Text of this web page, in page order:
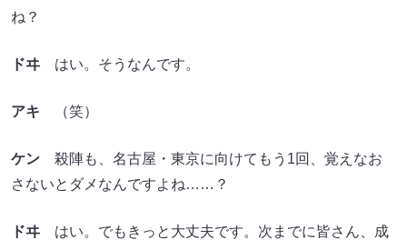
ね？
ドヰ はい。そうなんです。
アキ （笑）
ケン 殺陣も、名古屋・東京に向けてもう1回、覚えなお
さないとダメなんですよね……？
ドヰ はい。でもきっと大丈夫です。次までに皆さん、成